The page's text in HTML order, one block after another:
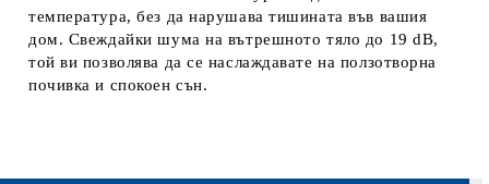
температура, без да нарушава тишината във вашия
дом. Свеждайки шума на вътрешното тяло до 19 dB,
той ви позволява да се наслаждавате на ползотворна
почивка и спокоен сън.